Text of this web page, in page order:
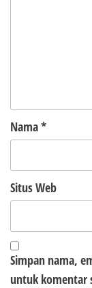
Nama*
Situs Web
Simpan nama,
untuk komentar